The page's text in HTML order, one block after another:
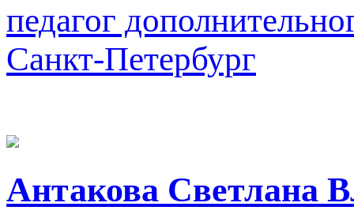
педагог
Санкт-Петербург
Антакова Светлана